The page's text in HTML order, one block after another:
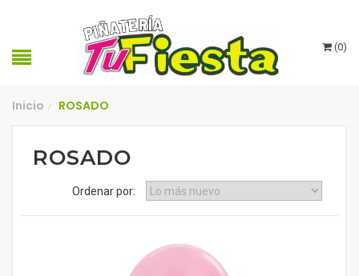
(0)
Inicio / ROSADO
ROSADO
Ordenar por: